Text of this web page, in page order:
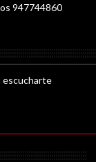
947744860
escucharte